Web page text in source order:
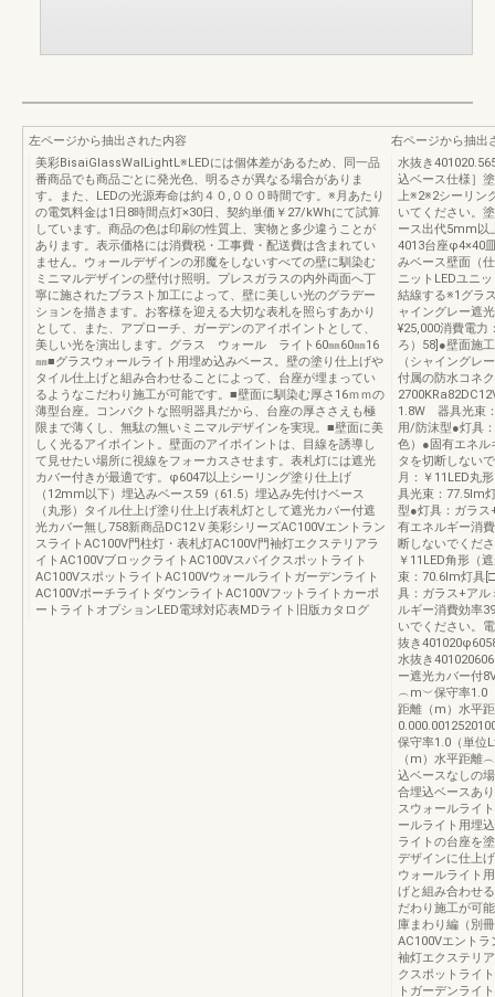
左ページから抽出された内容
美彩BisaiGlassWalLightL※LEDには個体差があるため、同一品
番商品でも商品ごとに発光色、明るさが異なる場合がありま
す。また、LEDの光源寿命は約４０,０００時間です。※月あたり
の電気料金は1日8時間点灯×30日、契約単価￥27/kWhにて試算
しています。商品の色は印刷の性質上、実物と多少違うことが
あります。表示価格には消費税・工事費・配送費は含まれてい
ません。ウォールデザインの邪魔をしないすべての壁に馴染む
ミニマルデザインの壁付け照明。プレスガラスの内外両面へ丁
寧に施されたブラスト加工によって、壁に美しい光のグラデー
ションを描きます。お客様を迎える大切な表札を照らすあかり
として、また、アプローチ、ガーデンのアイポイントとして、
美しい光を演出します。グラス ウォール ライト60㎜60㎜16
㎜■グラスウォールライト用埋め込みベース。壁の塗り仕上げや
タイル仕上げと組み合わせることによって、台座が埋まってい
るようなこだわり施工が可能です。■壁面に馴染む厚さ16ｍｍの
薄型台座。コンパクトな照明器具だから、台座の厚ささえも極
限まで薄くし、無駄の無いミニマルデザインを実現。■壁面に美
しく光るアイポイント。壁面のアイポイントは、目線を誘導し
て見せたい場所に視線をフォーカスさせます。表札灯には遮光
カバー付きが最適です。φ6047以上シーリング塗り仕上げ
（12mm以下）埋込みベース59（61.5）埋込み先付けベース
（丸形）タイル仕上げ塗り仕上げ表札灯として遮光カバー付遮
光カバー無し758新商品DC12Ｖ美彩シリーズAC100Vエントラン
スライトAC100V門柱灯・表札灯AC100V門袖灯エクステリアラ
イトAC100VブロックライトAC100Vスパイクスポットライト
AC100VスポットライトAC100Vウォールライトガーデンライト
AC100VポーチライトダウンライトAC100Vフットライトカーポ
ートライトオプションLED電球対応表MDライト旧版カタログ
右ページから抽出
水抜き
込ベース仕様］
上※2※2シーリン
いてください。
ース出代5mm以
4013台座φ4×40
みベース壁面（
ニットLEDユニ
結線する※1グラ
ャイングレー遮
¥25,000消費電
ろ）58]●壁面施
（シャイングレ
付属の防水コネ
1.8W 器具光束
用/防沫型●灯具
色）●固有エネ
タを切断しない
月：￥11LED丸
具光束：77.5lm
型●灯具：ガラス
有エネルギー消
断しないでくだ
￥11LED角形（
束：70.6lm灯具
具：ガラス+アル
ルギー消費効率
いでください。
抜き
水抜き
ー遮光カバー付
︵m︶保守率1.0
距離（m）水平
保守率1.0（単位
（m）水平距離
込ベースなしの
合埋込ベースあ
スウォールライ
ールライト用埋
ライトの台座を
デザインに仕上
ウォールライト
げと組み合わせ
だわり施工が可
庫まわり編（別
AC100Vエントラ
袖灯エクステリ
クスポットライ
トガーデンライ